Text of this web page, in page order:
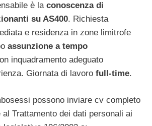
è la conoscenza di
su AS400. Richiesta
e residenza in zone limitrofe
assunzione a tempo
inquadramento adeguato
Giornata di lavoro full-time.
possono inviare cv completo
Trattamento dei dati personali ai